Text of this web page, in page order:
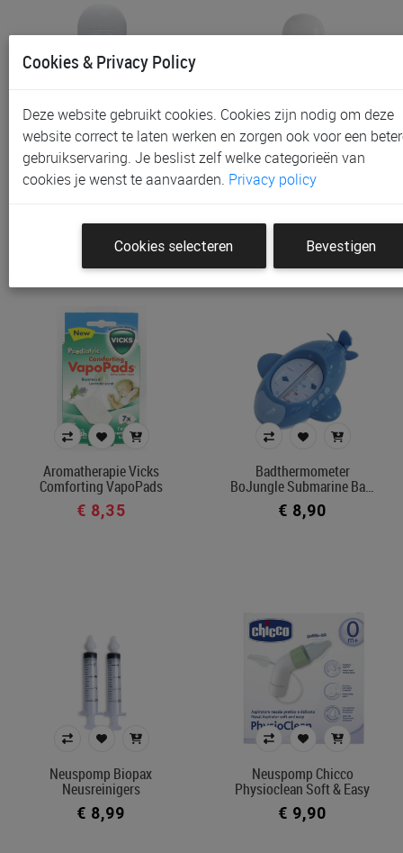
Badthermometer Luma
Bath Thermometer | Sno…
Badthermometer Luma
Bath Thermometer | White
Aromatherapie Vicks
Comforting VapoPads
€ 8,35
Badthermometer
BoJungle Submarine Ba…
€ 8,90
Neuspomp Biopax
Neusreinigers
€ 8,99
Neuspomp Chicco
Physioclean Soft & Easy
€ 9,90
Cookies & Privacy Policy
Deze website gebruikt cookies. Cookies zijn nodig om deze
website correct te laten werken en zorgen ook voor een
gebruikservaring. Je beslist zelf welke categorieën van
cookies je wenst te aanvaarden. Privacy policy
Cookies selecteren Bevestigen